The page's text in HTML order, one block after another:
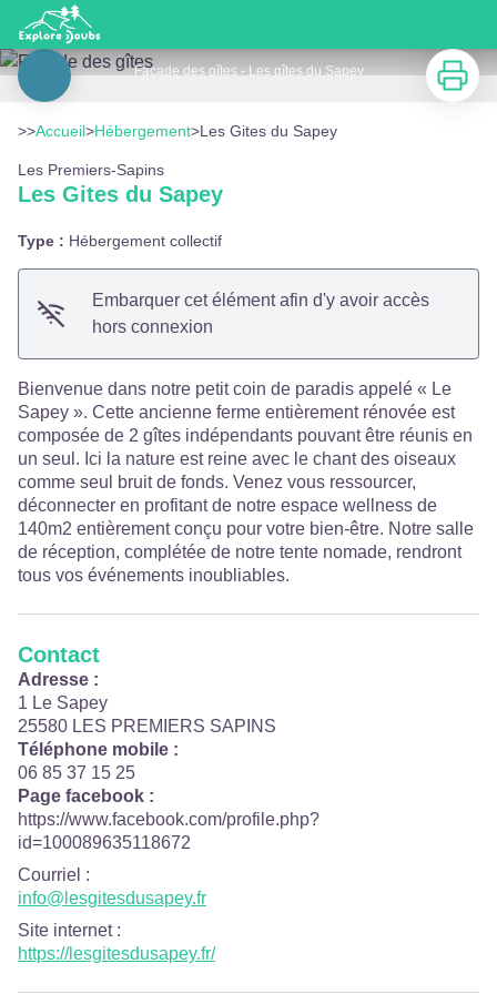
Les Gites du Sapey
Facade des gîtes - Les gîtes du Sapey
Voir l'image en plein écran
Imprimer
>>Accueil>Hébergement>Les Gites du Sapey
Les Premiers-Sapins
Les Gites du Sapey
Type : Hébergement collectif
Embarquer cet élément afin d'y avoir accès
hors connexion
Bienvenue dans notre petit coin de paradis appelé « Le
Sapey ». Cette ancienne ferme entièrement rénovée est
composée de 2 gîtes indépendants pouvant être réunis en
un seul. Ici la nature est reine avec le chant des oiseaux
comme seul bruit de fonds. Venez vous ressourcer,
déconnecter en profitant de notre espace wellness de
140m2 entièrement conçu pour votre bien-être. Notre salle
de réception, complétée de notre tente nomade, rendront
tous vos événements inoubliables.
Contact
Adresse :
1 Le Sapey
25580 LES PREMIERS SAPINS
Téléphone mobile :
06 85 37 15 25
Page facebook :
https://www.facebook.com/profile.php?
id=100089635118672
Courriel :
info@lesgitesdusapey.fr
Site internet:
https://lesgitesdusapey.fr/